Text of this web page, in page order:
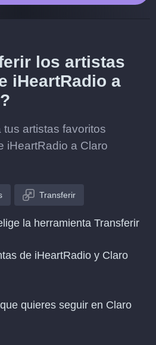
los artistas
iHeartRadio a
artistas favoritos
iHeartRadio a Claro
Transferir
la herramienta Transferir
de iHeartRadio y Claro
quieres seguir en Claro